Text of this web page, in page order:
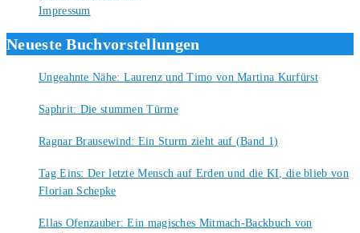
Impressum
Neueste Buchvorstellungen
Ungeahnte Nähe: Laurenz und Timo von Martina Kurfürst
Saphrit: Die stummen Türme
Ragnar Brausewind: Ein Sturm zieht auf (Band 1)
Tag Eins: Der letzte Mensch auf Erden und die KI, die blieb von
Florian Schepke
Ellas Ofenzauber: Ein magisches Mitmach-Backbuch von